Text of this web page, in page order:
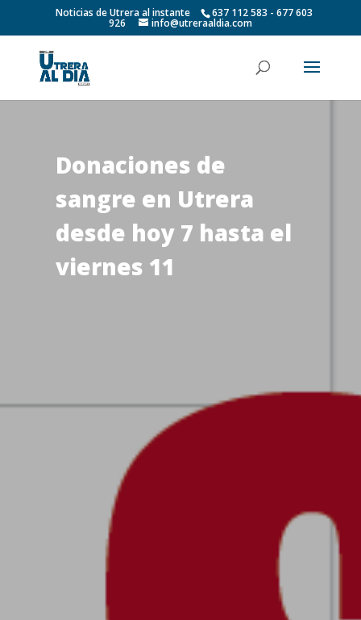
Noticias de Utrera al instante 637 112 583 - 677 603
926 info@utreraaldia.com
Donaciones de
sangre en Utrera
desde hoy 7 hasta el
viernes 11